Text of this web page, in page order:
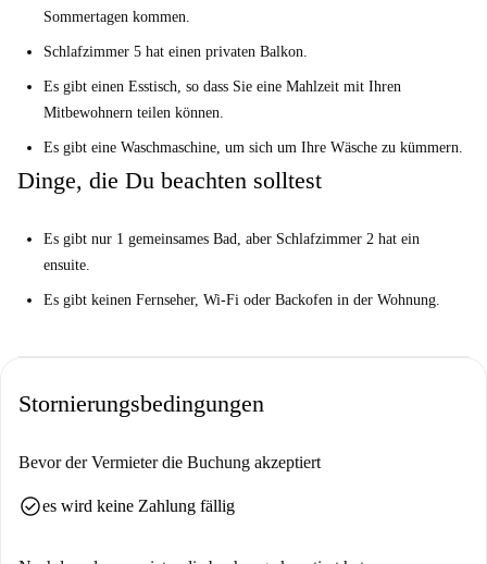
Sommertagen kommen.
Schlafzimmer 5 hat einen privaten Balkon.
Es gibt einen Esstisch, so dass Sie eine Mahlzeit mit Ihren
Mitbewohnern teilen können.
Es gibt eine Waschmaschine, um sich um Ihre Wäsche zu kümmern.
Dinge, die Du beachten solltest
Es gibt nur 1 gemeinsames Bad, aber Schlafzimmer 2 hat ein
ensuite.
Es gibt keinen Fernseher, Wi-Fi oder Backofen in der Wohnung.
Stornierungsbedingungen
Bevor der Vermieter die Buchung akzeptiert
check_circlees wird keine Zahlung fällig